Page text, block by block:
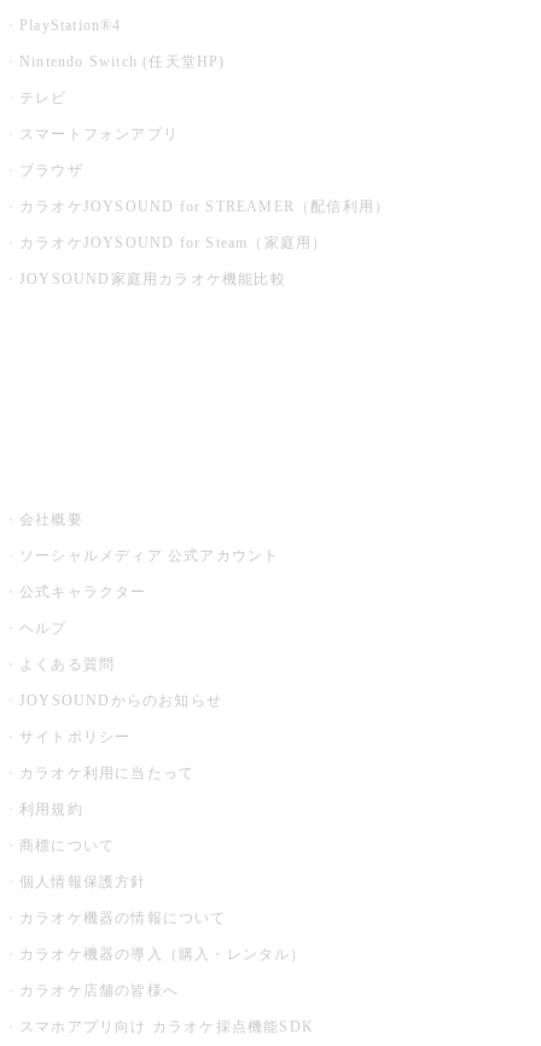
PlayStation®4
Nintendo Switch (任天堂HP)
テレビ
スマートフォンアプリ
ブラウザ
カラオケJOYSOUND for STREAMER（配信利用）
カラオケJOYSOUND for Steam（家庭用）
JOYSOUND家庭用カラオケ機能比較
会社概要
ソーシャルメディア 公式アカウント
公式キャラクター
ヘルプ
よくある質問
JOYSOUNDからのお知らせ
サイトポリシー
カラオケ利用に当たって
利用規約
商標について
個人情報保護方針
カラオケ機器の情報について
カラオケ機器の導入（購入・レンタル）
カラオケ店舗の皆様へ
スマホアプリ向け カラオケ採点機能SDK